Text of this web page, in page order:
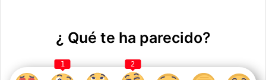
¿ Qué te ha parecido?
1 2